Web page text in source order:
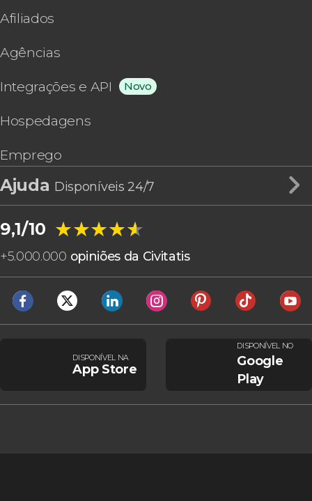
Afiliados
Agências
Integrações e API Novo
Hospedagens
Emprego
Ajuda Disponíveis 24/7
9,1/10 ★★★★★
★★★★★
+5.000.000 opiniões da Civitatis
DISPONÍVEL NA
App Store
DISPONÍVEL NO
Google
Play